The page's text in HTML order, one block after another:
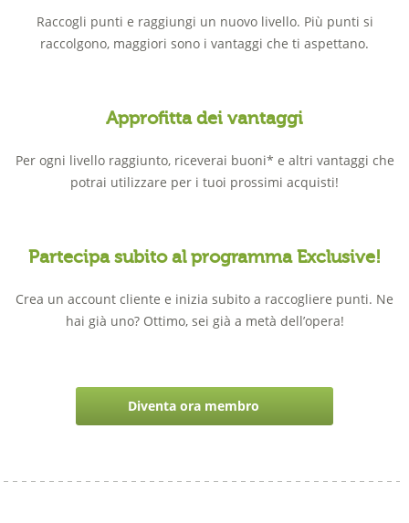
Diventa ora membro
Raccogli punti e raggiungi un nuovo livello. Più punti si
raccolgono, maggiori sono i vantaggi che ti aspettano.
Approfitta dei vantaggi
Per ogni livello raggiunto, riceverai buoni* e altri vantaggi che
potrai utilizzare per i tuoi prossimi acquisti!
Partecipa subito al programma Exclusive!
Crea un account cliente e inizia subito a raccogliere punti. Ne
hai già uno? Ottimo, sei già a metà dell’opera!